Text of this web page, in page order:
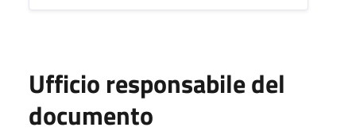
Ufficio responsabile del
documento